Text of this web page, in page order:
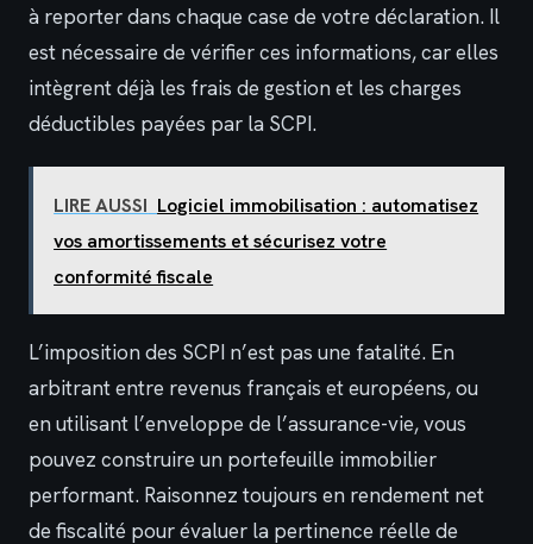
à reporter dans chaque case de votre déclaration. Il
est nécessaire de vérifier ces informations, car elles
intègrent déjà les frais de gestion et les charges
déductibles payées par la SCPI.
LIRE AUSSI Logiciel immobilisation : automatisez
vos amortissements et sécurisez votre
conformité fiscale
L’imposition des SCPI n’est pas une fatalité. En
arbitrant entre revenus français et européens, ou
en utilisant l’enveloppe de l’assurance-vie, vous
pouvez construire un portefeuille immobilier
performant. Raisonnez toujours en rendement net
de fiscalité pour évaluer la pertinence réelle de